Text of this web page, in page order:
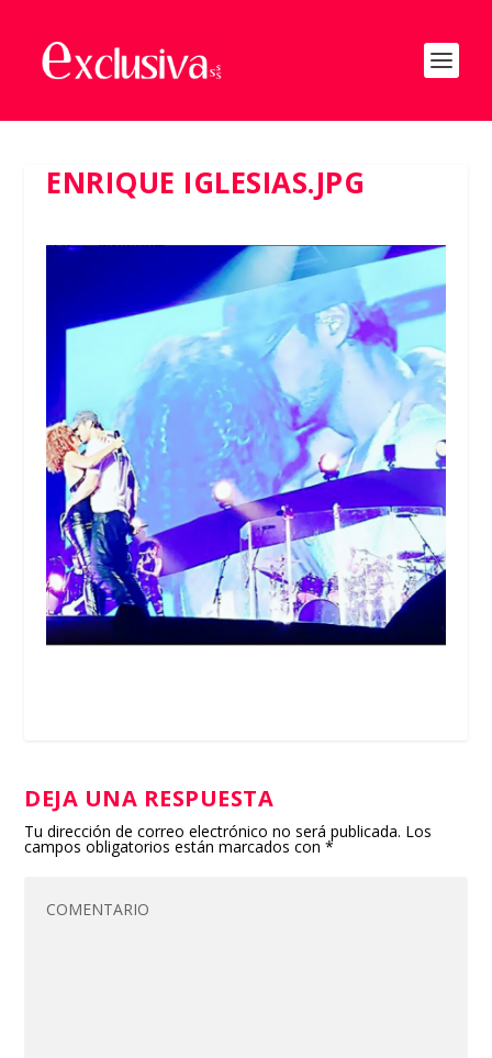
ENRIQUE IGLESIAS.JPG
DEJA UNA RESPUESTA
Tu dirección de correo electrónico no será publicada. Los
campos obligatorios están marcados con*